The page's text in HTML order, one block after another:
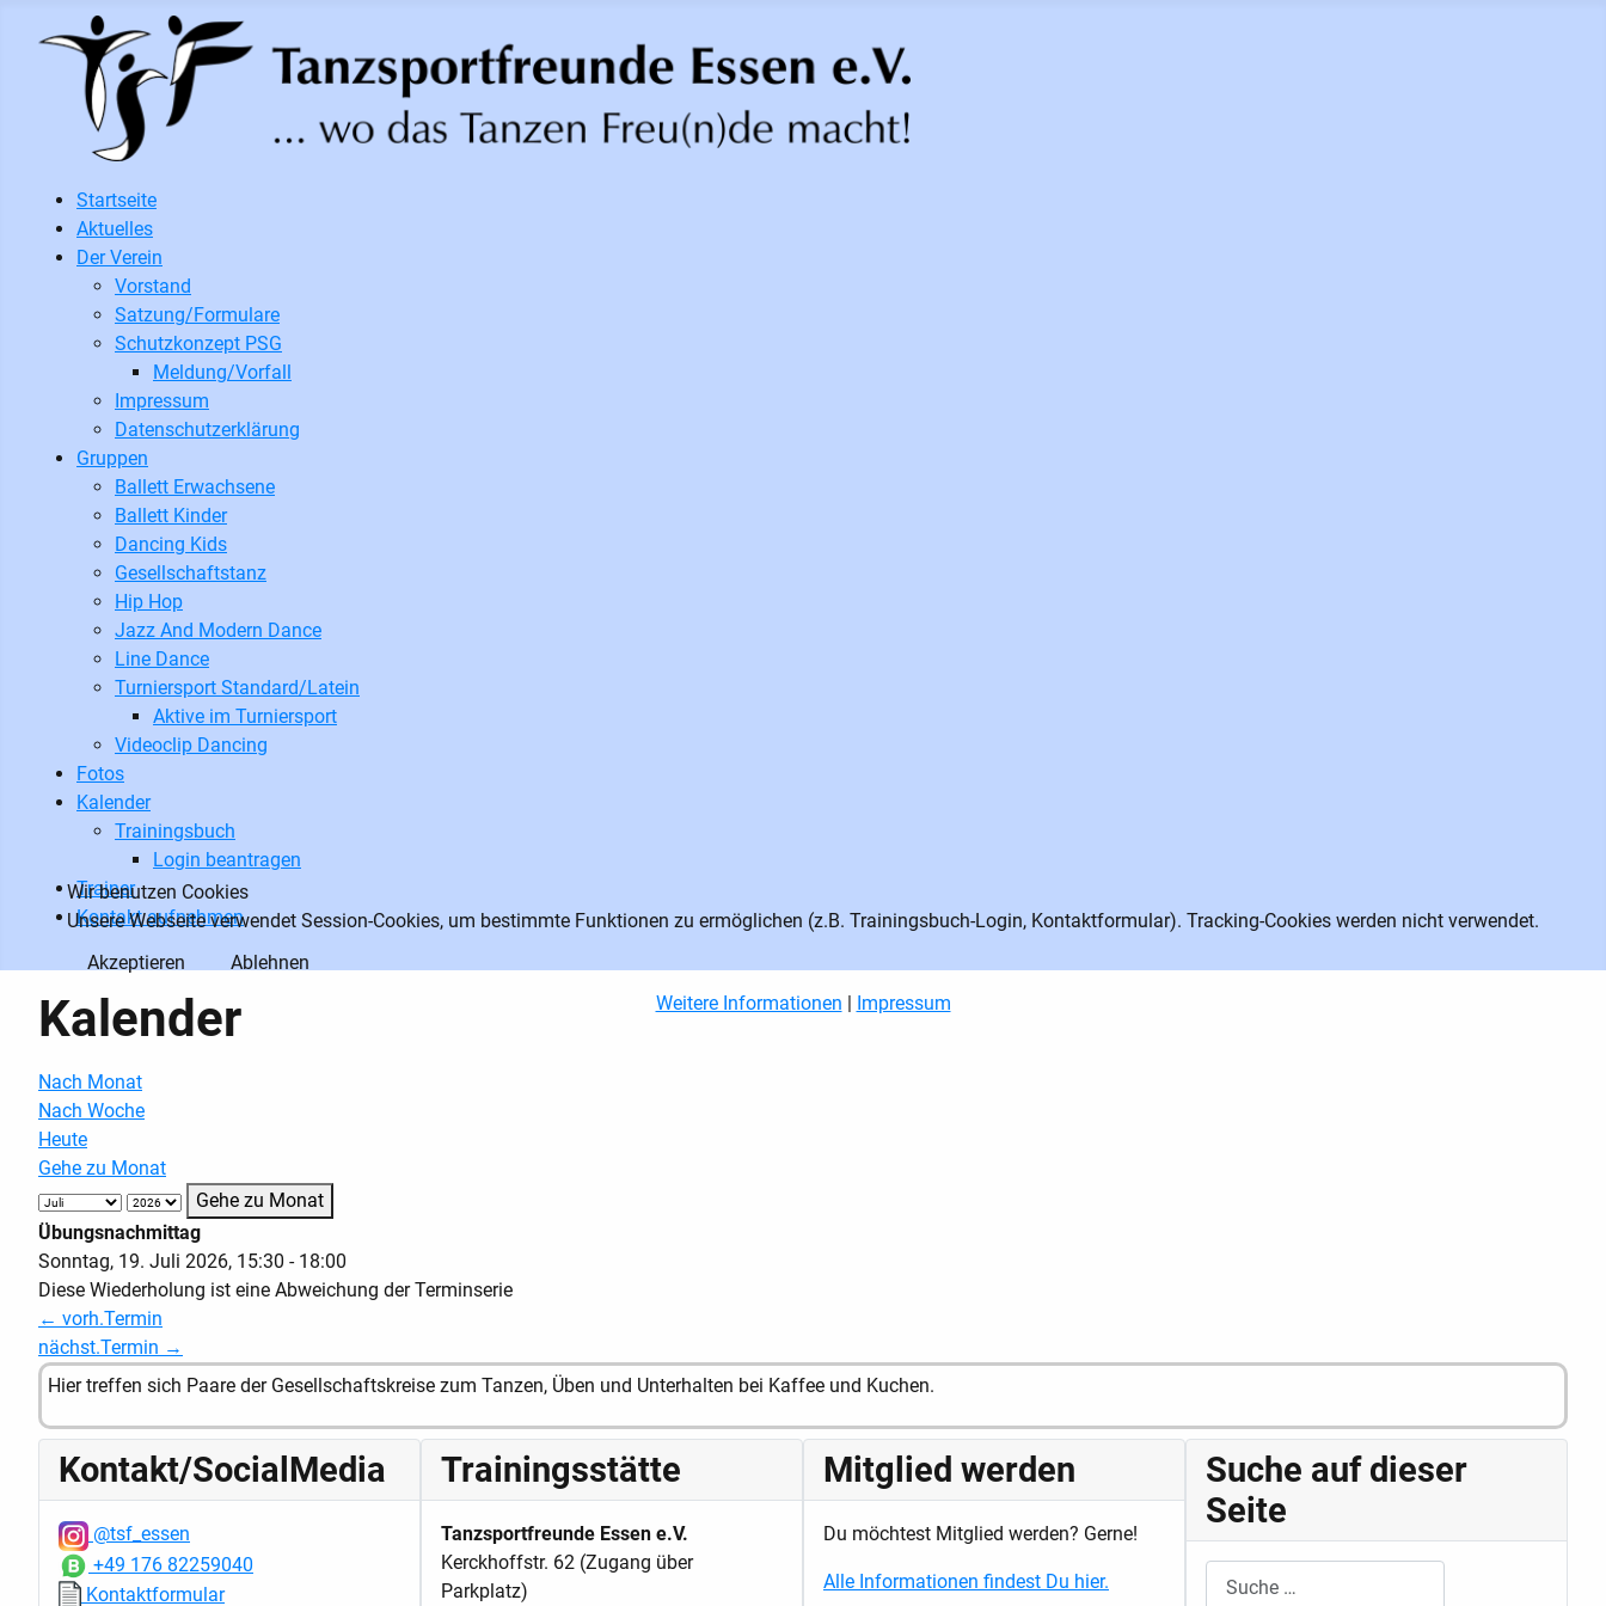
Startseite
Aktuelles
Der Verein
Vorstand
Satzung/Formulare
Schutzkonzept PSG
Meldung/Vorfall
Impressum
Datenschutzerklärung
Gruppen
Ballett Erwachsene
Ballett Kinder
Dancing Kids
Gesellschaftstanz
Hip Hop
Jazz And Modern Dance
Line Dance
Turniersport Standard/Latein
Aktive im Turniersport
Videoclip Dancing
Fotos
Kalender
Trainingsbuch
Login beantragen
Trainer
Kontakt aufnehmen
Kalender
Nach Monat
Nach Woche
Heute
Gehe zu Monat
Gehe zu Monat
Übungsnachmittag
Sonntag, 19. Juli 2026, 15:30 - 18:00
Diese Wiederholung ist eine Abweichung der Terminserie
← vorh.Termin
nächst.Termin →
Hier treffen sich Paare der Gesellschaftskreise zum Tanzen, Üben und Unterhalten bei Kaffee und Kuchen.
Kontakt/SocialMedia
@tsf_essen
+49 176 82259040
Kontaktformular
Trainingsstätte
Tanzsportfreunde Essen e.V.
Kerckhoffstr. 62 (Zugang über
Parkplatz)
Mitglied werden
Du möchtest Mitglied werden? Gerne!
Alle Informationen findest Du hier.
Suche auf dieser
Seite
Wir benutzen Cookies
Unsere Webseite verwendet Session-Cookies, um bestimmte Funktionen zu ermöglichen (z.B. Trainingsbuch-Login, Kontaktformular). Tracking-Cookies werden nicht verwendet.
Akzeptieren
Ablehnen
Weitere Informationen | Impressum